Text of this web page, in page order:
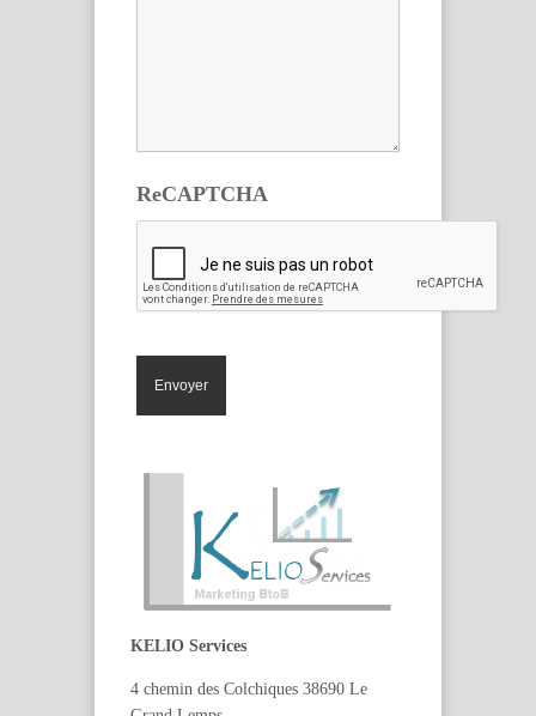
ReCAPTCHA
KELIO Services
4 chemin des Colchiques 38690 Le